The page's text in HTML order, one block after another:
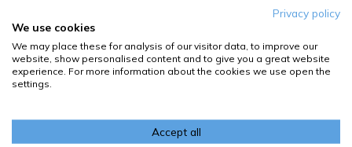
Details lesen
6,95 €
Privacy policy
We use cookies
We may place these for analysis of our visitor data, to improve our
website, show personalised content and to give you a great website
experience. For more information about the cookies we use open the
settings.
Accept all